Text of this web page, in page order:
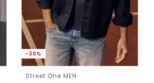
-30%
Street One MEN